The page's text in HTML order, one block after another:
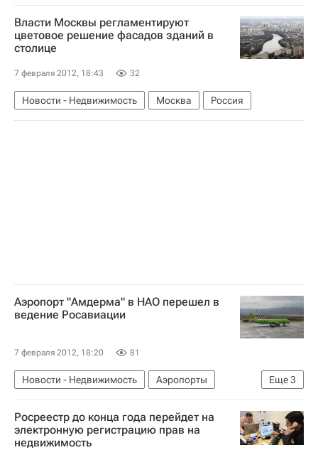
Памятники
Реставрация
Александр Кибовский
Мосгорнаследие
Городская среда
Власти Москвы регламентируют
цветовое решение фасадов зданий в
столице
7 февраля 2012, 18:43 32
Новости - Недвижимость Москва Россия
Аэропорт "Амдерма" в НАО перешел в
ведение Росавиации
7 февраля 2012, 18:20 81
Еще3
Новости - Недвижимость
Аэропорты
Ненецкий автономный округ
Инфраструктура
Россия
Росреестр до конца года перейдет на
электронную регистрацию прав на
недвижимость